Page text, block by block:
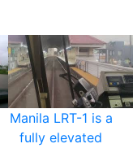
Manila LRT-1 is a
fully elevated